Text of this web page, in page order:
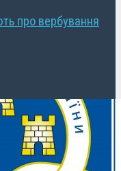
про вербування